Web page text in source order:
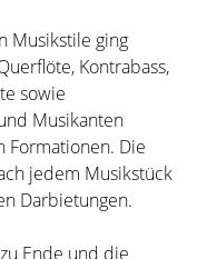
Musikstile ging
Kontrabass,
sowie
Musikanten
Formationen. Die
jedem Musikstück
Darbietungen.
Ende und die